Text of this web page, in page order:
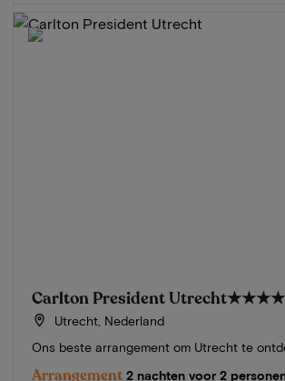
Carlton President Utrecht★★★★
Utrecht, Nederland
Ons beste arrangement om Utrecht te
Arrangement 2 nachten voor 2